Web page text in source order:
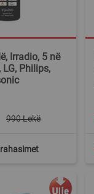
Irradio, 5 në
Philips,
990 Lekë